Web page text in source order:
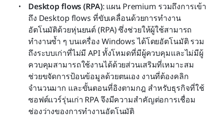
Desktop flows (RPA): แผน Premium รวมถึงการเข้า
ถึง Desktop flows ที่ขับเคลื่อนด้วยการทำงาน
อัตโนมัติด้วยหุ่นยนต์ (RPA) ซึ่งช่วยให้ผู้ใช้สามารถ
ทำงานซ้ำ ๆ บนเครื่อง Windows ได้โดยอัตโนมัติ รวม
ถึงระบบเก่าที่ไม่มี API ทั้งโหมดที่มีผู้ควบคุมและไม่มีผู้
ควบคุมสามารถใช้งานได้ด้วยส่วนเสริมที่เหมาะสม
ช่วยขจัดการป้อนข้อมูลด้วยตนเอง งานที่ต้องคลิก
จำนวนมาก และขั้นตอนที่อิงตามกฎ สำหรับธุรกิจที่ใช้
ซอฟต์แวร์รุ่นเก่า RPA จึงมีความสำคัญต่อการเชื่อม
ช่องว่างของการทำงานอัตโนมัติ